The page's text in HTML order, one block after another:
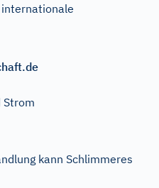
Strom
kann Schlimmeres